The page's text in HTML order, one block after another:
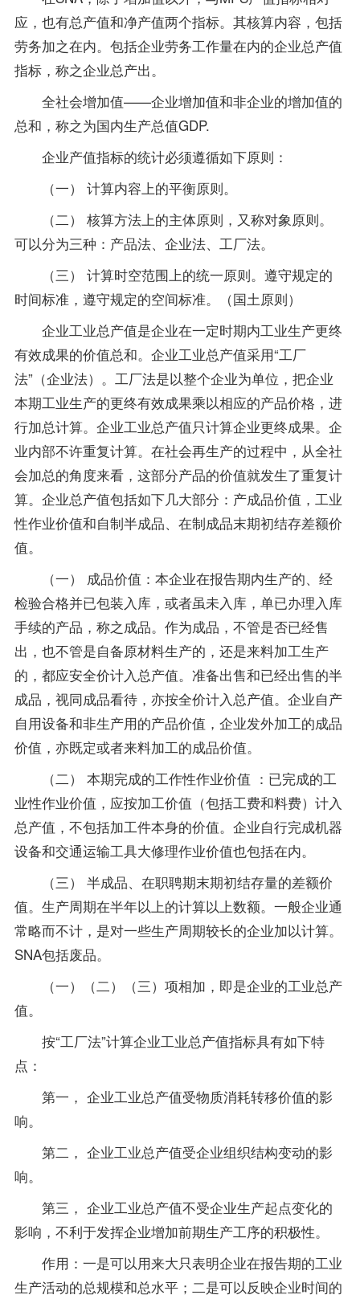
应，也有总产值和净产值两个指标。其核算内容，包括
劳务加之在内。包括企业劳务工作量在内的企业总产值
指标，称之企业总产出。
全社会增加值——企业增加值和非企业的增加值的
总和，称之为国内生产总值GDP.
企业产值指标的统计必须遵循如下原则：
（一） 计算内容上的平衡原则。
（二） 核算方法上的主体原则，又称对象原则。
可以分为三种：产品法、企业法、工厂法。
（三） 计算时空范围上的统一原则。遵守规定的
时间标准，遵守规定的空间标准。（国土原则）
企业工业总产值是企业在一定时期内工业生产更终
有效成果的价值总和。企业工业总产值采用“工厂
法”（企业法）。工厂法是以整个企业为单位，把企业
本期工业生产的更终有效成果乘以相应的产品价格，进
行加总计算。企业工业总产值只计算企业更终成果。企
业内部不许重复计算。在社会再生产的过程中，从全社
会加总的角度来看，这部分产品的价值就发生了重复计
算。企业总产值包括如下几大部分：产成品价值，工业
性作业价值和自制半成品、在制成品末期初结存差额价
值。
（一） 成品价值：本企业在报告期内生产的、经
检验合格并已包装入库，或者虽未入库，单已办理入库
手续的产品，称之成品。作为成品，不管是否已经售
出，也不管是自备原材料生产的，还是来料加工生产
的，都应安全价计入总产值。准备出售和已经出售的半
成品，视同成品看待，亦按全价计入总产值。企业自产
自用设备和非生产用的产品价值，企业发外加工的成品
价值，亦既定或者来料加工的成品价值。
（二） 本期完成的工作性作业价值 ：已完成的工
业性作业价值，应按加工价值（包括工费和料费）计入
总产值，不包括加工件本身的价值。企业自行完成机器
设备和交通运输工具大修理作业价值也包括在内。
（三） 半成品、在职聘期末期初结存量的差额价
值。生产周期在半年以上的计算以上数额。一般企业通
常略而不计，是对一些生产周期较长的企业加以计算。
SNA包括废品。
（一）（二）（三）项相加，即是企业的工业总产
值。
按“工厂法”计算企业工业总产值指标具有如下特
点：
第一， 企业工业总产值受物质消耗转移价值的影
响。
第二， 企业工业总产值受企业组织结构变动的影
响。
第三， 企业工业总产值不受企业生产起点变化的
影响，不利于发挥企业增加前期生产工序的积极性。
作用：一是可以用来大只表明企业在报告期的工业
生产活动的总规模和总水平；二是可以反映企业时间的